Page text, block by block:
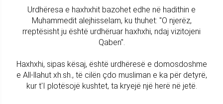
Urdhëresa e haxhxhit bazohet edhe në hadithin e
Muhammedit alejhisselam, ku thuhet: "O njerëz,
rreptësisht ju është urdhëruar haxhxhi, ndaj vizitojeni
Qaben".
Haxhxhi, sipas kësaj, është urdhëresë e domosdoshme
e All-llahut xh.sh., të cilën çdo musliman e ka për detyrë,
kur t'I plotësojë kushtet, ta kryejë një herë në jetë.